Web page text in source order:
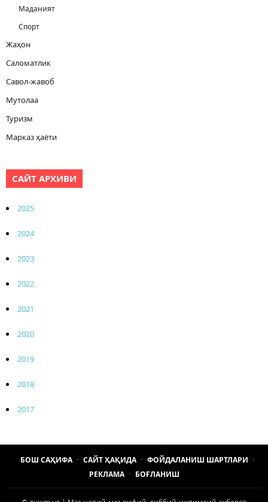
Маданият
Спорт
Жаҳон
Саломатлик
Савол-жавоб
Мутолаа
Туризм
Марказ ҳаёти
САЙТ АРХИВИ
2025
2024
2023
2022
2021
2020
2019
2018
2017
БОШ САҲИФА САЙТ ҲАҚИДА
ФОЙДАЛАНИШ ШАРТЛАРИ
РЕКЛАМА
БОҒЛАНИШ